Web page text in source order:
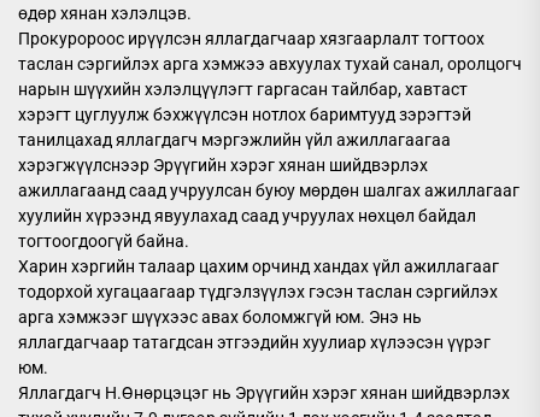
өдөр хянан хэлэлцэв.
Прокуророос ирүүлсэн яллагдагчаар хязгаарлалт тогтоох
таслан сэргийлэх арга хэмжээ авхуулах тухай санал, оролцогч
нарын шүүхийн хэлэлцүүлэгт гаргасан тайлбар, хавтаст
хэрэгт цуглуулж бэхжүүлсэн нотлох баримтууд зэрэгтэй
танилцахад яллагдагч мэргэжлийн үйл ажиллагаагаа
хэрэгжүүлснээр Эрүүгийн хэрэг хянан шийдвэрлэх
ажиллагаанд саад учруулсан буюу мөрдөн шалгах ажиллагааг
хуулийн хүрээнд явуулахад саад учруулах нөхцөл байдал
тогтоогдоогүй байна.
Харин хэргийн талаар цахим орчинд хандах үйл ажиллагааг
тодорхой хугацаагаар түдгэлзүүлэх гэсэн таслан сэргийлэх
арга хэмжээг шүүхээс авах боломжгүй юм. Энэ нь
яллагдагчаар татагдсан этгээдийн хуулиар хүлээсэн үүрэг
юм.
Яллагдагч Н.Өнөрцэцэг нь Эрүүгийн хэрэг хянан шийдвэрлэх